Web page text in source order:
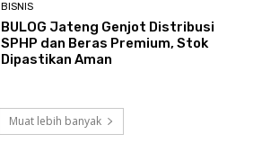
BISNIS
BULOG Jateng Genjot Distribusi
SPHP dan Beras Premium, Stok
Dipastikan Aman
Muat lebih banyak